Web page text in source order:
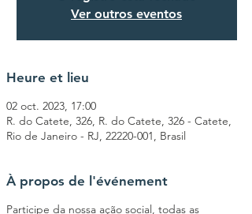
Ver outros eventos
Heure et lieu
02 oct. 2023, 17:00
R. do Catete, 326, R. do Catete, 326 - Catete,
Rio de Janeiro - RJ, 22220-001, Brasil
À propos de l'événement
Participe da nossa ação social, todas as